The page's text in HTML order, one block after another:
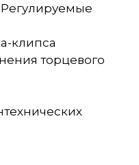
клипса
торцевого